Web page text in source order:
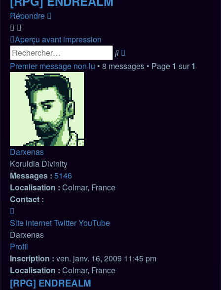
Répondre
Aperçu avant impression
Rechercher
avancée
Premier message non lu • 8 messages • Page 1 sur 1
Darxenas
Koruldia Divinity
Messages : 5146
Localisation : Colmar, France
Contact :
Darxenas
Site internetTwitterYouTube
Darxenas
Profil
Inscription : ven. janv. 16, 2009 11:45 pm
Localisation : Colmar, France
[RPG] ENDREALM